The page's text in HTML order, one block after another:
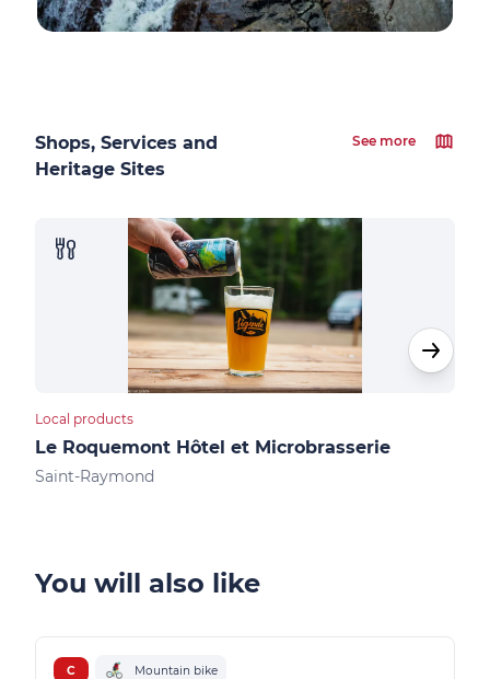
Shops, Services and
Heritage Sites
See more
Local products
Le Roquemont Hôtel et Microbrasserie
Saint-Raymond
You will also like
C Mountain bike